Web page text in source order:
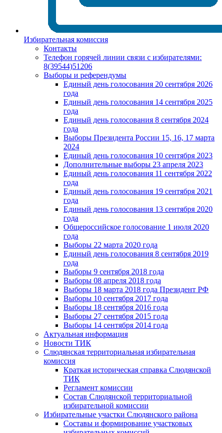
Избирательная комиссия
Контакты
Телефон горячей линии связи с избирателями:
8(39544)51206
Выборы и референдумы
Единый день голосования 20 сентября 2026
года
Единый день голосования 14 сентября 2025
года
Единый день голосования 8 сентября 2024
года
Выборы Президента России 15, 16, 17 марта
2024
Единый день голосования 10 сентября 2023
Дополнительные выборы 23 апреля 2023
Единый день голосования 11 сентября 2022
года
Единый день голосования 19 сентября 2021
года
Единый день голосования 13 сентября 2020
года
Общероссийское голосование 1 июля 2020
года
Выборы 22 марта 2020 года
Единый день голосования 8 сентября 2019
года
Выборы 9 сентября 2018 года
Выборы 08 апреля 2018 года
Выборы 18 марта 2018 года Президент РФ
Выборы 10 сентября 2017 года
Выборы 18 сентября 2016 года
Выборы 27 сентября 2015 года
Выборы 14 сентября 2014 года
Актуальная информация
Новости ТИК
Слюдянская территориальная избирательная
комиссия
Краткая историческая справка Слюдянской
ТИК
Регламент комиссии
Состав Слюдянской территориальной
избирательной комиссии
Избирательные участки Слюдянского района
Составы и формирование участковых